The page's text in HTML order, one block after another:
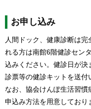
お申し込み
人間ドック、健康診断は
れる方は南館6階健診セン
込みください。健診日が決
診票等の健診キットを送付
なお、協会けんぽ生活習
申込み方法を用意しており